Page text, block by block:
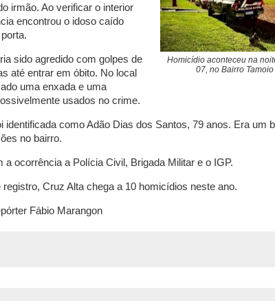
Homicídio aconteceu na
07, no Bairro
irmão. Ao verificar o interior
encontrou o idoso caído
sido agredido com golpes de
até entrar em óbito. No local
uma enxada e uma
usados no crime.
identificada como Adão Dias dos Santos, 79 anos. Era um
no bairro.
a ocorrência a Polícia Civil, Brigada Militar e o IGP.
Cruz Alta chega a 10 homicídios neste ano.
Fábio Marangon